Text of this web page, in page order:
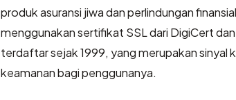
produk asuransi jiwa dan perlindungan
menggunakan sertifikat SSL dari DigiCert
terdaftar sejak 1999, yang merupakan sinyal
keamanan bagi penggunanya.